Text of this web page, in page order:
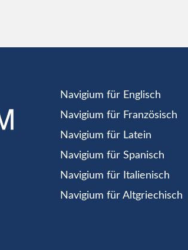
Navigium für Englisch
Navigium für Französisch
Navigium für Latein
Navigium für Spanisch
Navigium für Italienisch
Navigium für Altgriechisch